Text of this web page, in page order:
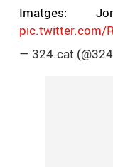
Imatges:
pic.twitter.com/
— 324.cat